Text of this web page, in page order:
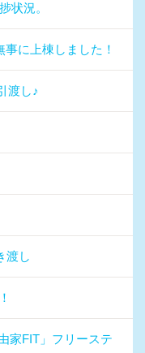
状況。
に上棟しました！
渡し♪
渡し
家FIT」フリーステ